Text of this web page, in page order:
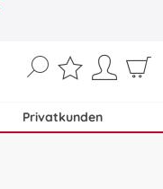
Privatkunden